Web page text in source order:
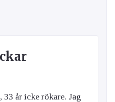
33 år icke rökare. Jag